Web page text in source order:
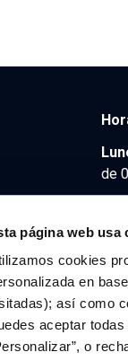
página web usa
cookies
en
así como
aceptar
o
de
LIMITADA.